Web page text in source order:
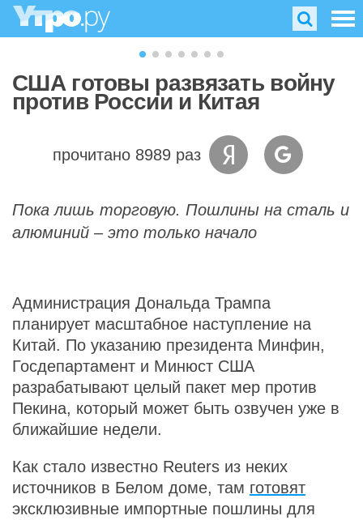
США готовы развязать войну
против России и Китая
прочитано 8989 раз
Пока лишь торговую. Пошлины на сталь и
алюминий – это только начало
Администрация Дональда Трампа
планирует масштабное наступление на
Китай. По указанию президента Минфин,
Госдепартамент и Минюст США
разрабатывают целый пакет мер против
Пекина, который может быть озвучен уже в
ближайшие недели.
Как стало известно Reuters из неких
источников в Белом доме, там готовят
эксклюзивные импортные пошлины для